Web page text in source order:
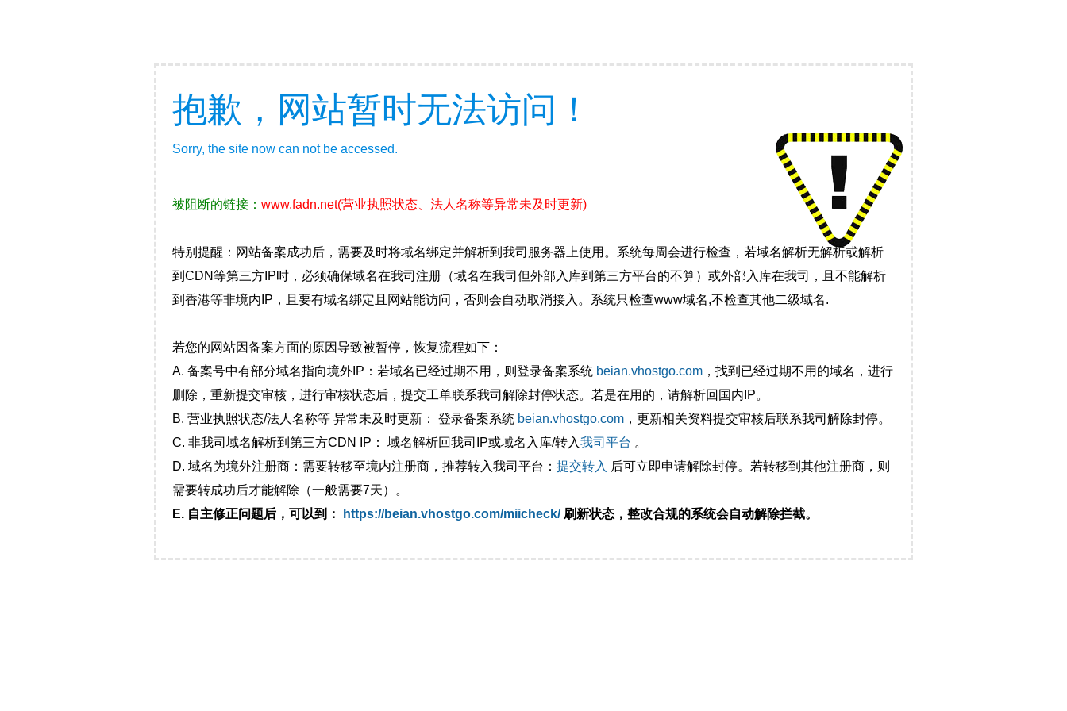
抱歉，网站暂时无法访问！
Sorry, the site now can not be accessed.
被阻断的链接： www.fadn.net(营业执照状态、法人名称等异常未及时更新)
特别提醒：网站备案成功后，需要及时将域名绑定并解析到我司服务器上使用。系统每周会进行检查，若域名解析无解析或解析
到CDN等第三方IP时，必须确保域名在我司注册（域名在我司但外部入库到第三方平台的不算）或外部入库在我司，且不能解析
到香港等非境内IP，且要有域名绑定且网站能访问，否则会自动取消接入。系统只检查www域名,不检查其他二级域名.
若您的网站因备案方面的原因导致被暂停，恢复流程如下：
A. 备案号中有部分域名指向境外IP：若域名已经过期不用，则登录备案系统 beian.vhostgo.com ，找到已经过期不用的域名，进行
删除，重新提交审核，进行审核状态后，提交工单联系我司解除封停状态。若是在用的，请解析回国内IP。
B. 营业执照状态/法人名称等 异常未及时更新： 登录备案系统 beian.vhostgo.com ，更新相关资料提交审核后联系我司解除封停。
C. 非我司域名解析到第三方CDN IP： 域名解析回我司IP或域名入库/转入我司平台 。
D. 域名为境外注册商：需要转移至境内注册商，推荐转入我司平台： 提交转入 后可立即申请解除封停。若转移到其他注册商，则
需要转成功后才能解除（一般需要7天）。
E. 自主修正问题后，可以到：
https://beian.vhostgo.com/miicheck/刷新状态，整改合规的系统会自动解除拦截。